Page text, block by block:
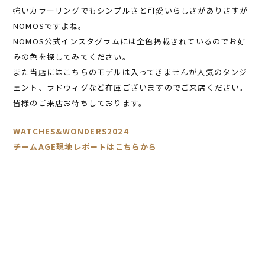
強いカラーリングでもシンプルさと可愛いらしさがありさすが
NOMOSですよね。
NOMOS公式インスタグラムには全色掲載されているのでお好
みの色を探してみてください。
また当店にはこちらのモデルは入ってきませんが人気のタンジ
ェント、ラドウィグなど在庫ございますのでご来店ください。
皆様のご来店お待ちしております。
WATCHES&WONDERS2024
チームAGE現地レポートはこちらから